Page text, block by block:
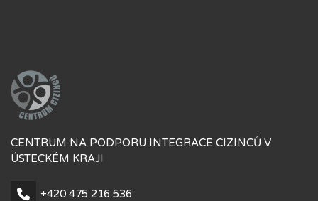
CENTRUM NA PODPORU INTEGRACE CIZINCŮ V
ÚSTECKÉM KRAJI
+420 475 216 536